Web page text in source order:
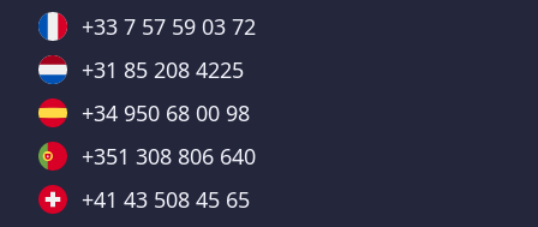
+33 7 57 59 03 72
+31 85 208 4225
+34 950 68 00 98
+351 308 806 640
+41 43 508 45 65